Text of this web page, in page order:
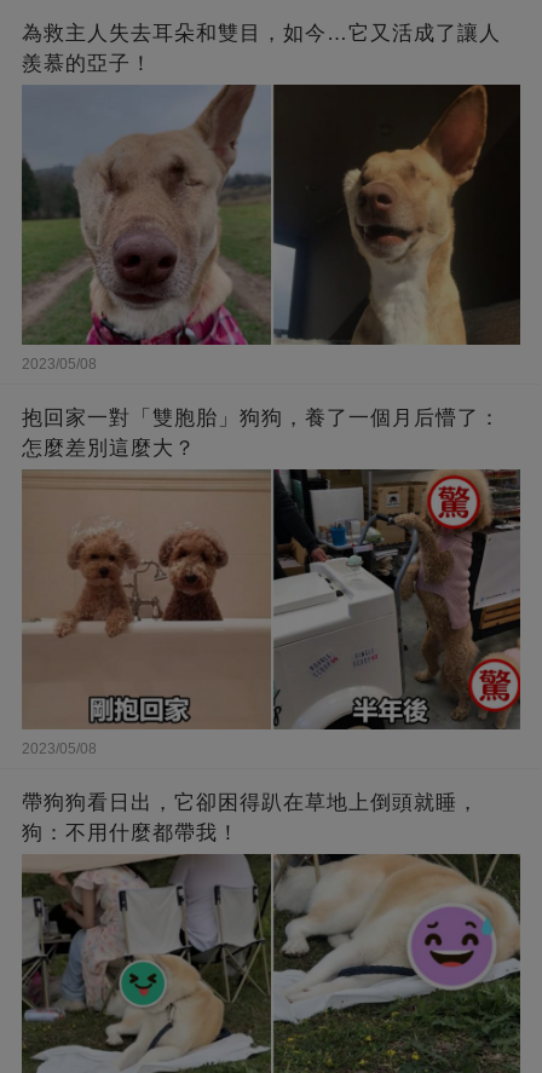
為救主人失去耳朵和雙目，如今…它又活成了讓人
羨慕的亞子！
2023/05/08
抱回家一對「雙胞胎」狗狗，養了一個月后懵了：
怎麼差別這麼大？
2023/05/08
帶狗狗看日出，它卻困得趴在草地上倒頭就睡，
狗：不用什麼都帶我！